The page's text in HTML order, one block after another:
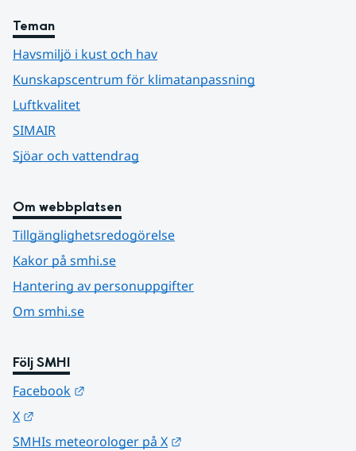
Teman
Havsmiljö i kust och hav
Kunskapscentrum för klimatanpassning
Luftkvalitet
SIMAIR
Sjöar och vattendrag
Om webbplatsen
Tillgänglighetsredogörelse
Kakor på smhi.se
Hantering av personuppgifter
Om smhi.se
Följ SMHI
Facebook
X
SMHIs meteorologer på X